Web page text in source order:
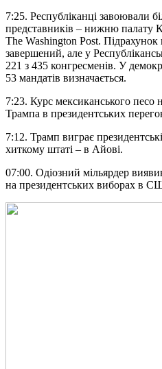
7:25. Республіканці завоювали
представників – нижню палату
The Washington Post.
завершений, але у
221 з 435 конгресменів. У
53 мандатів визначається.
7:23. Курс мексиканського песо
Трампа в президентських
7:12. Трамп виграє
хиткому штаті – в Айові.
07:00. Одіозний мільярдер
на президентських виборах в